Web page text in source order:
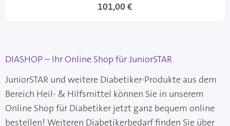
101,00 €
DIASHOP – Ihr Online Shop für JuniorSTAR
JuniorSTAR und weitere Diabetiker-Produkte aus dem
Bereich Heil- & Hilfsmittel können Sie in unserem
Online Shop für Diabetiker jetzt ganz bequem online
bestellen! Weiteren Diabetikerbedarf finden Sie über